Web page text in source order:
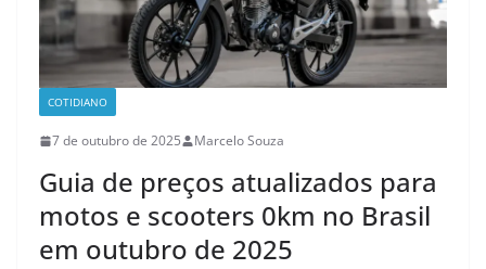
COTIDIANO
7 de outubro de 2025 Marcelo Souza
Guia de preços atualizados para
motos e scooters 0km no Brasil
em outubro de 2025